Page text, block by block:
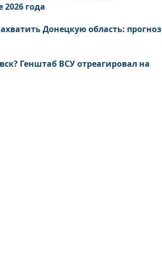
года
Донецкую область: прогноз
Генштаб ВСУ отреагировал на